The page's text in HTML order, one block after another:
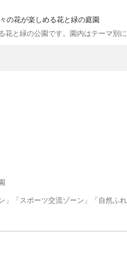
の花が楽しめる花と緑の庭園